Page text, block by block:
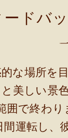
ドバ
な場所
美しい景
囲で終わり
運転し、